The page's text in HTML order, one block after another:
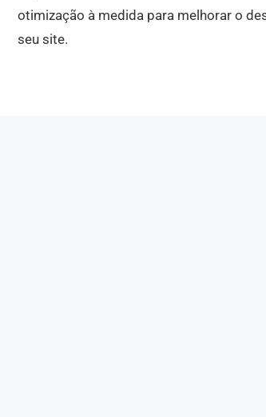
otimização à medida para melhorar o
seu site.